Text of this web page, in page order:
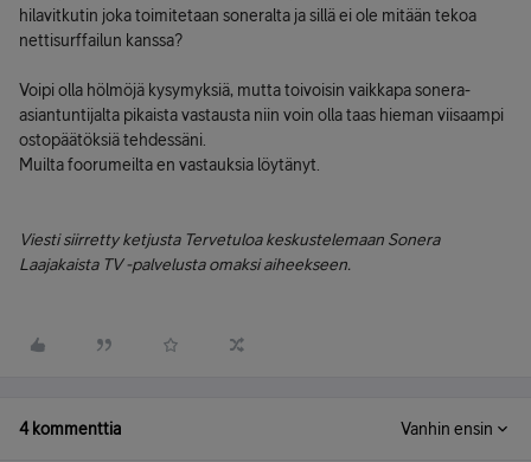
hilavitkutin joka toimitetaan soneralta ja sillä ei ole mitään tekoa
nettisurffailun kanssa?
Voipi olla hölmöjä kysymyksiä, mutta toivoisin vaikkapa sonera-
asiantuntijalta pikaista vastausta niin voin olla taas hieman viisaampi
ostopäätöksiä tehdessäni.
Muilta foorumeilta en vastauksia löytänyt.
Viesti siirretty ketjusta Tervetuloa keskustelemaan Sonera
Laajakaista TV -palvelusta omaksi aiheekseen.
4 kommenttia Vanhin ensin